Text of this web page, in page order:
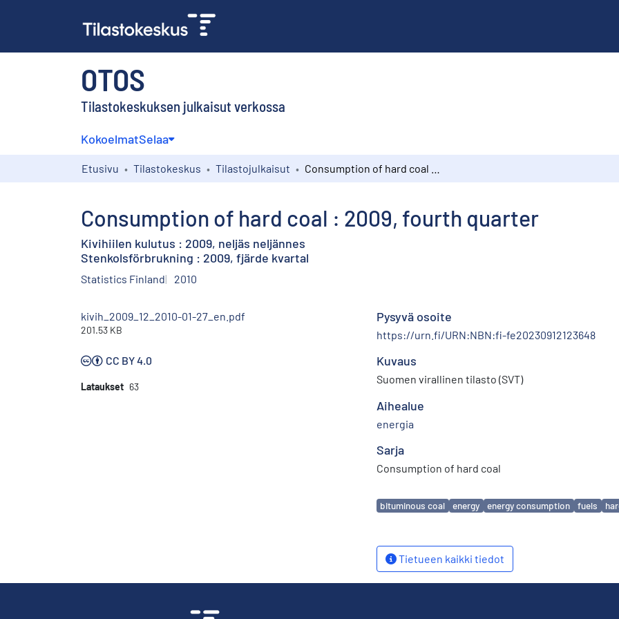
OTOS
Tilastokeskuksen julkaisut verkossa
KokoelmatSelaa
Etusivu Tilastokeskus Tilastojulkaisut
Consumption of hard coal : 2009, fourth quarter
Kivihiilen kulutus : 2009, neljäs neljännes
Stenkolsförbrukning : 2009, fjärde kvartal
Statistics Finland 2010
kivih_2009_12_2010-01-27_en.pdf
201.53 KB
CC BY 4.0
Lataukset 63
Pysyvä osoite
https://urn.fi/URN:NBN:fi-fe20230912123648
Kuvaus
Suomen virallinen tilasto (SVT)
Aihealue
energia
Sarja
Consumption of hard coal
Avainsanat
bituminous coal energy energy consumption fuels
Tietueen kaikki tiedot